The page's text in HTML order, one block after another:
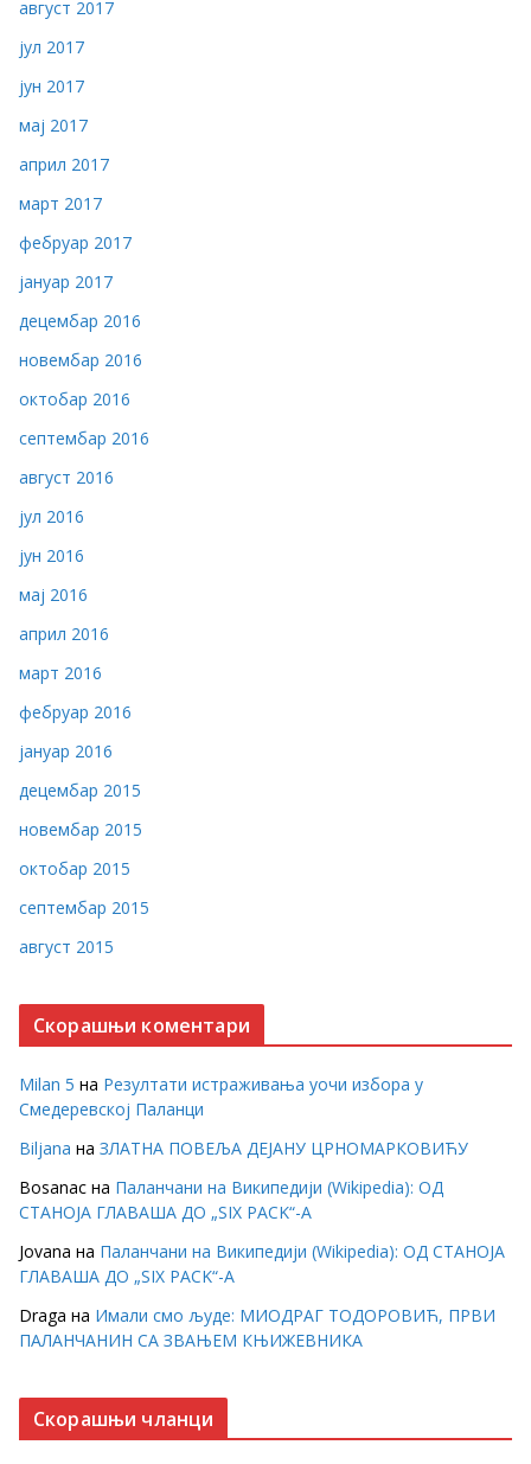
август 2017
јул 2017
јун 2017
мај 2017
април 2017
март 2017
фебруар 2017
јануар 2017
децембар 2016
новембар 2016
октобар 2016
септембар 2016
август 2016
јул 2016
јун 2016
мај 2016
април 2016
март 2016
фебруар 2016
јануар 2016
децембар 2015
новембар 2015
октобар 2015
септембар 2015
август 2015
Скорашњи коментари
Milan 5 на Резултати истраживања уочи избора у
Смедеревској Паланци
Biljana на ЗЛАТНА ПОВЕЉА ДЕЈАНУ ЦРНОМАРКОВИЋУ
Bosanac на Паланчани на Википедији (Wikipedia): ОД
СТАНОЈА ГЛАВАША ДО „SIX PACK“-А
Jovana на Паланчани на Википедији (Wikipedia): ОД СТАНОЈА
ГЛАВАША ДО „SIX PACK“-А
Draga на Имали смо људе: МИОДРАГ ТОДОРОВИЋ, ПРВИ
ПАЛАНЧАНИН СА ЗВАЊЕМ КЊИЖЕВНИКА
Скорашњи чланци